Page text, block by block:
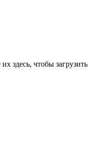
здесь, чтобы загрузить